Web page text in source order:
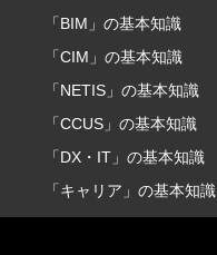
「BIM」の基本知識
「CIM」の基本知識
「NETIS」の基本知識
「CCUS」の基本知識
「DX・IT」の基本知識
「キャリア」の基本知識